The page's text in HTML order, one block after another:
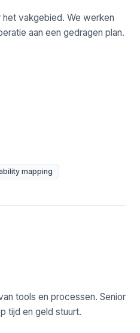
vakgebied. We werken
aan een gedragen plan.
mapping
tools en processen. Senior
tijd en geld stuurt.